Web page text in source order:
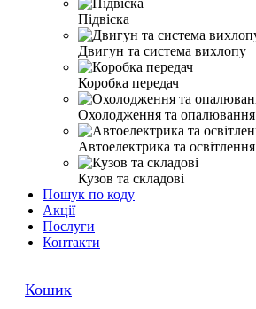
Підвіска
Двигун та система вихлопу
Коробка передач
Охолодження та опалювання
Автоелектрика та освітлення
Кузов та складові
Пошук по коду
Акції
Послуги
Контакти
Кошик